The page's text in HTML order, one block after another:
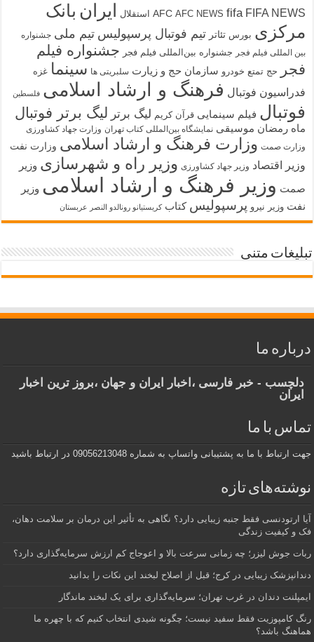
AFC AFC NEWS fifa FIFA NEWS استقلال ایران بانک
مرکزی بورس تئاتر تیم فوتبال پرسپولیس تیم ملی جشنواره
بین المللی فیلم فجر جشنواره بین‌المللی فیلم فجر جشنواره فیلم
فجر
حج تمتع خودرو سازمان حج و زیارت سلبریتی ها سینما غزه
فدراسیون فوتبال فرهنگ و ارشاد اسلامی فلسطین
فوتبال فیلم سینمایی قرآن کریم لیگ برتر لیگ برتر فوتبال
ماه رمضان موسیقی نمایشگاه بین‌المللی کتاب تهران وزارت جهاد کشاورزی
وزارت صمت وزارت فرهنگ و ارشاد اسلامی وزارت نفت
وزیر اقتصاد وزیر جهاد کشاورزی وزیر راه و شهرسازی وزیر
صمت وزیر فرهنگ و ارشاد اسلامی وزیر
نفت وزیر نیرو پرسپولیس کتاب کریستیانو رونالدو النصر عربستان
تبلیغات متنی
درباره ما
دلچسب - خبر فارسی ،اخبار ایران و جهان ،بروز ترین اخبار
ایران
تماس با ما
جهت ارتباط با ما به پشتیبانی واتساپ به شماره 09056213048 در ارتباط باشید
نوشته‌های تازه
آیا ارتودنسی فقط جنبه زیبایی دارد؟ نگاهی به تأثیر این درمان بر سلامت دهان،
فک و کیفیت زندگی
ربات جوش لیزر؛ چه زمانی سرعت بالا و اعوجاج کم ارزش سرمایه‌گذاری دارد؟
دندانپزشک زیبایی در کرج؛ قبل از اصلاح لبخند این نکات را بدانید
ایمپلنت دندان در غرب تهران؛ سرمایه‌گذاری برای یک لبخند ماندگار
رنگ کامپوزیت فقط سفید نیست؛ چگونه شیدی انتخاب کنیم که با چهره ما
هماهنگ باشد؟